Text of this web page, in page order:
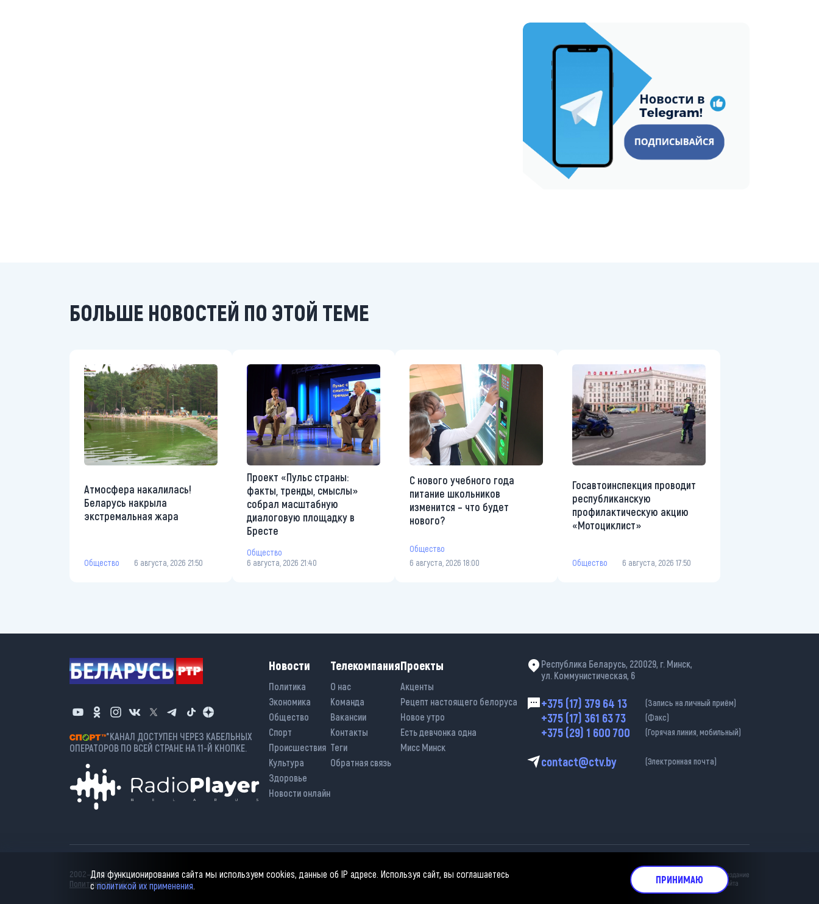
https://t.me/minskctvby
БОЛЬШЕ НОВОСТЕЙ ПО ЭТОЙ ТЕМЕ
Атмосфера накалилась!
Беларусь накрыла
экстремальная жара
Общество 6 августа, 2026 21:50
Проект «Пульс страны:
факты, тренды, смыслы»
собрал масштабную
диалоговую площадку в
Бресте
Общество
6 августа, 2026 21:40
С нового учебного года
питание школьников
изменится – что будет
нового?
Общество
6 августа, 2026 18:00
Госавтоинспекция проводит
республиканскую
профилактическую акцию
«Мотоциклист»
Общество 6 августа, 2026 17:50
*КАНАЛ ДОСТУПЕН ЧЕРЕЗ КАБЕЛЬНЫХ
ОПЕРАТОРОВ ПО ВСЕЙ СТРАНЕ НА 11-Й КНОПКЕ.
Новости
Политика
Экономика
Общество
Спорт
Происшествия
Культура
Здоровье
Новости онлайн
Телекомпания
О нас
Команда
Вакансии
Контакты
Теги
Обратная связь
Проекты
Акценты
Рецепт настоящего белоруса
Новое утро
Есть девчонка одна
Мисс Минск
Республика Беларусь, 220029, г. Минск,
ул. Коммунистическая, 6
+375 (17) 379 64 13 (Запись на личный приём)
+375 (17) 361 63 73 (Факс)
+375 (29) 1 600 700 (Горячая линия, мобильный)
contact@ctv.by (Электронная почта)
2002—2026 © ЗАО «Столичное телевидение». При любом использовании материалов активная гиперссылка на «belarus-news.by» обязательна.
Политика обработки персональных данных
Для функционирования сайта мы используем cookies, данные об IP адресе. Используя сайт, вы соглашаетесь
сполитикой их применения.
ПРИНИМАЮ